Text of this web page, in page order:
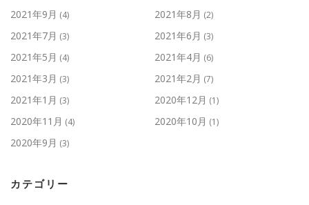
2021年9月 (4) 2021年8月 (2)
2021年7月 (3) 2021年6月 (3)
2021年5月 (4) 2021年4月 (6)
2021年3月 (3) 2021年2月 (7)
2021年1月 (3) 2020年12月 (1)
2020年11月 (4) 2020年10月 (1)
2020年9月 (3)
カテゴリー